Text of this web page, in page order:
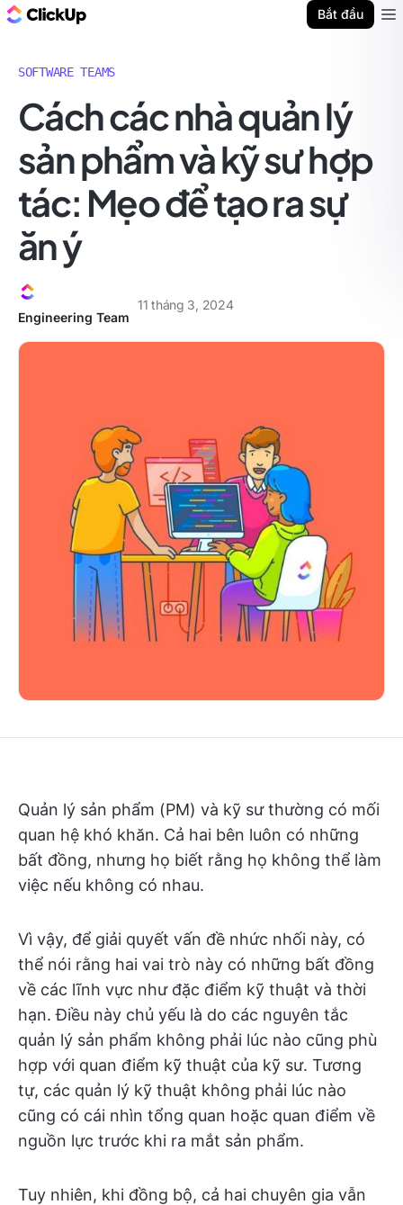
Bắt đầu
SOFTWARE TEAMS
Cách các nhà quản lý
sản phẩm và kỹ sư hợp
tác: Mẹo để tạo ra sự
ăn ý
Engineering Team
11 tháng 3, 2024
Quản lý sản phẩm (PM) và kỹ sư thường có mối
quan hệ khó khăn. Cả hai bên luôn có những
bất đồng, nhưng họ biết rằng họ không thể làm
việc nếu không có nhau.
Vì vậy, để giải quyết vấn đề nhức nhối này, có
thể nói rằng hai vai trò này có những bất đồng
về các lĩnh vực như đặc điểm kỹ thuật và thời
hạn. Điều này chủ yếu là do các nguyên tắc
quản lý sản phẩm không phải lúc nào cũng phù
hợp với quan điểm kỹ thuật của kỹ sư. Tương
tự, các quản lý kỹ thuật không phải lúc nào
cũng có cái nhìn tổng quan hoặc quan điểm về
nguồn lực trước khi ra mắt sản phẩm.
Tuy nhiên, khi đồng bộ, cả hai chuyên gia vẫn